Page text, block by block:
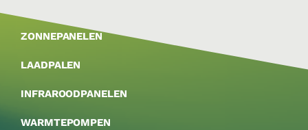
ZONNEPANELEN
LAADPALEN
INFRAROODPANELEN
WARMTEPOMPEN